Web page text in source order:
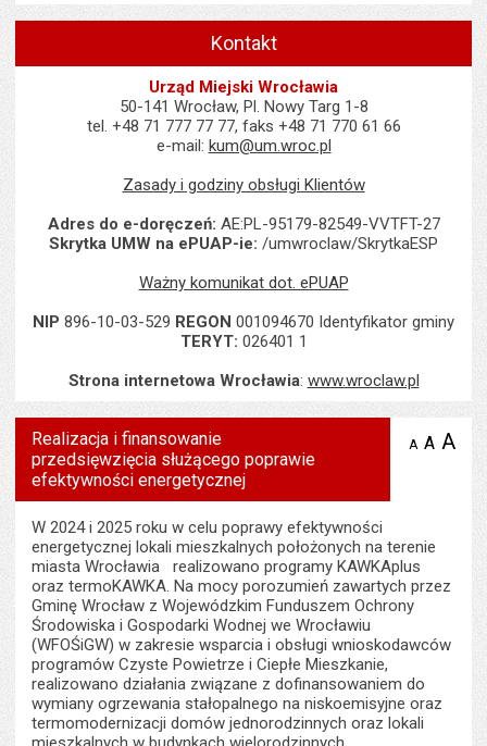
Kontakt
Urząd Miejski Wrocławia
50-141 Wrocław, Pl. Nowy Targ 1-8
tel. +48 71 777 77 77, faks +48 71 770 61 66
e-mail: kum@um.wroc.pl
Zasady i godziny obsługi Klientów
Adres do e-doręczeń: AE:PL-95179-82549-VVTFT-27
Skrytka UMW na ePUAP-ie: /umwroclaw/SkrytkaESP
Ważny komunikat dot. ePUAP
NIP 896-10-03-529 REGON 001094670 Identyfikator gminy
TERYT: 026401 1
Strona internetowa Wrocławia: www.wroclaw.pl
Realizacja i finansowanie
przedsięwzięcia służącego poprawie
efektywności energetycznej
A zmniejsz
A A
W 2024 i 2025 roku w celu poprawy efektywności
energetycznej lokali mieszkalnych położonych na terenie
miasta Wrocławia realizowano programy KAWKAplus
oraz termoKAWKA. Na mocy porozumień zawartych przez
Gminę Wrocław z Wojewódzkim Funduszem Ochrony
Środowiska i Gospodarki Wodnej we Wrocławiu
(WFOŚiGW) w zakresie wsparcia i obsługi wnioskodawców
programów Czyste Powietrze i Ciepłe Mieszkanie,
realizowano działania związane z dofinansowaniem do
wymiany ogrzewania stałopalnego na niskoemisyjne oraz
termomodernizacji domów jednorodzinnych oraz lokali